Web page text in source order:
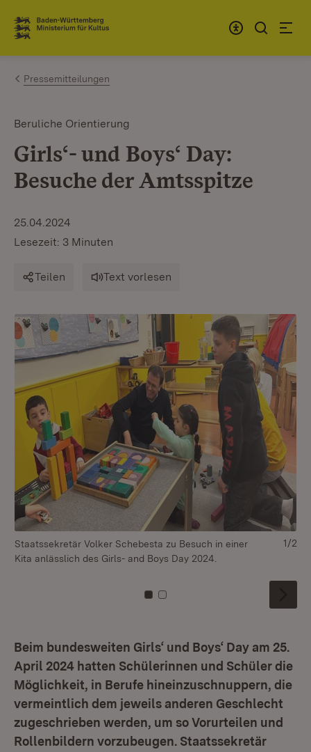
Zum Inhalt springen
Link zur Startseite
Pressemitteilungen
Beruliche Orientierung
Girls‘- und Boys‘ Day:
Besuche der Amtsspitze
25.04.2024
Lesezeit: 3 Minuten
Teilen Text vorlesen
Staatssekretär Volker Schebesta zu Besuch in einer
Kita anlässlich des Girls- and Boys Day 2024.
Zu Kachel: 0
Zu Kachel: 1
1/2
Beim bundesweiten Girls‘ und Boys‘ Day am 25.
April 2024 hatten Schülerinnen und Schüler die
Möglichkeit, in Berufe hineinzuschnuppern, die
vermeintlich dem jeweils anderen Geschlecht
zugeschrieben werden, um so Vorurteilen und
Rollenbildern vorzubeugen. Staatssekretär